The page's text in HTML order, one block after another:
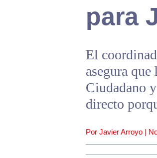
para
El
asegura
Ciudadano
directo
Por Javier Arroyo |